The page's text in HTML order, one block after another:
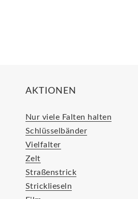
AKTIONEN
Nur viele Falten halten
Schlüsselbänder
Vielfalter
Zelt
Straßenstrick
Stricklieseln